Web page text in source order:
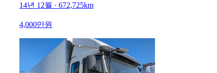
14년 12월 · 672,725km
4,000만원